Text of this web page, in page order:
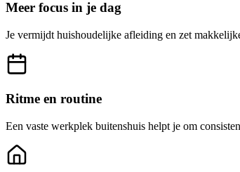
Meer focus in je dag
Je vermijdt huishoudelijke afleiding en zet
Ritme en routine
Een vaste werkplek buitenshuis helpt je om